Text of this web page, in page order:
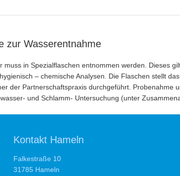
zur Wasserentnahme
muss in Spezialflaschen entnommen werden. Dieses
– chemische Analysen. Die Flaschen stellt
der Partnerschaftspraxis durchgeführt. Probenahme
und Schlamm- Untersuchung (unter
Kontakt Hameln
Falkestraße 10
31785 Hameln